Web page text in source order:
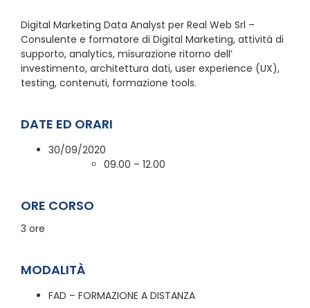
Digital Marketing Data Analyst per Real Web Srl –
Consulente e formatore di Digital Marketing, attività di
supporto, analytics, misurazione ritorno dell’
investimento, architettura dati, user experience (UX),
testing, contenuti, formazione tools.
DATE ED ORARI
30/09/2020
09.00 – 12.00
ORE CORSO
3 ore
MODALITÀ
FAD – FORMAZIONE A DISTANZA